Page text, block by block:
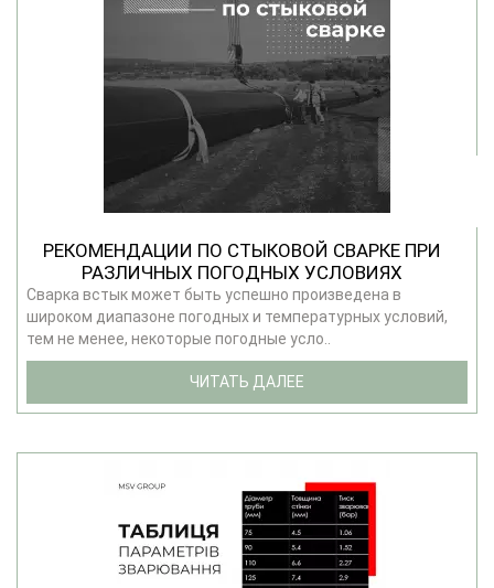
РЕКОМЕНДАЦИИ ПО СТЫКОВОЙ СВАРКЕ ПРИ
РАЗЛИЧНЫХ ПОГОДНЫХ УСЛОВИЯХ
Сварка встык может быть успешно произведена в
широком диапазоне погодных и температурных условий,
тем не менее, некоторые погодные усло..
ЧИТАТЬ ДАЛЕЕ